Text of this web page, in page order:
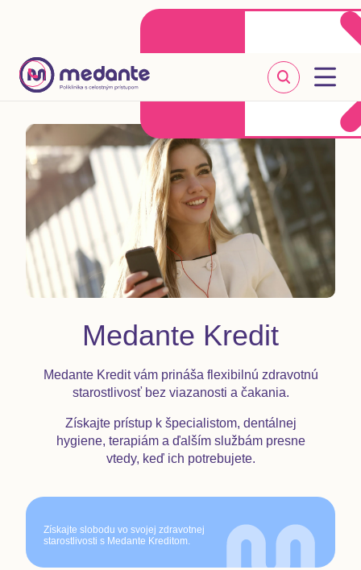
Klientske centrum
+421 2 20 302 303
Medante Kredit
Medante Kredit vám prináša flexibilnú zdravotnú
starostlivosť bez viazanosti a čakania.
Získajte prístup k špecialistom, dentálnej
hygiene, terapiám a ďalším službám presne
vtedy, keď ich potrebujete.
Získajte slobodu vo svojej zdravotnej
starostlivosti s Medante Kreditom.